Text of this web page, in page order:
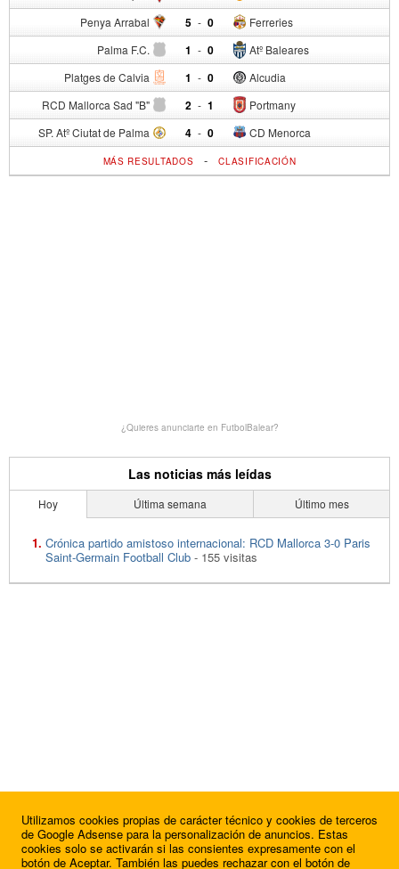
Penya Arrabal 5 - Ferreries
0
Palma F.C. 1 - Atº Baleares
0
Platges de Calvia 1 - Alcudia
0
RCD Mallorca Sad "B" 2 - Portmany
1
SP. Atº Ciutat de Palma 4 - CD Menorca
0
MÁS RESULTADOS -CLASIFICACIÓN
¿Quieres anunciarte en FutbolBalear?
Las noticias más leídas
Hoy Última semana Último mes
Crónica partido amistoso internacional: RCD Mallorca 3-0 Paris
Saint-Germain Football Club - 155 visitas
Utilizamos cookies propias de carácter técnico y cookies de terceros
de Google Adsense para la personalización de anuncios. Estas
cookies solo se activarán si las consientes expresamente con el
botón de Aceptar. También las puedes rechazar con el botón de